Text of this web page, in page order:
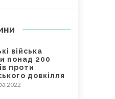
війська
понад 200
проти
довкілля
2022